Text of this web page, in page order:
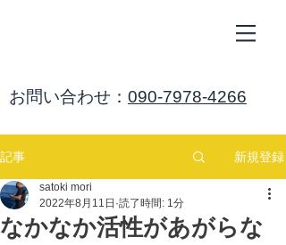
​お問い合わせ： 090-7978-4266
記事 新規登録
なかなか活性があがらな
satoki mori
2022年8月11日 読了時間: 1分